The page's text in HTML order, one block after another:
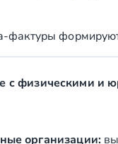
фактуры
с физическими и
организации: